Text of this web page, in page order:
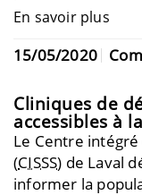
En savoir plus
15/05/2020
Cliniques de
accessibles à
Le Centre
(CISSS) de Laval
informer la